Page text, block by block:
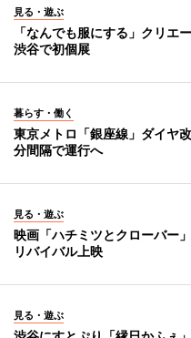
見る・遊ぶ
「なんでも服にする」クリエ
渋谷で初個展
暮らす・働く
東京メトロ「銀座線」ダイヤ
分間隔で運行へ
見る・遊ぶ
映画「ハチミツとクローバー
リバイバル上映
見る・遊ぶ